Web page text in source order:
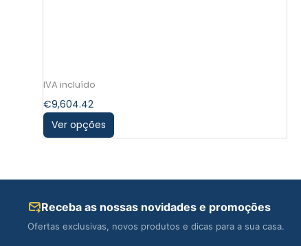
€9,604.42
Ver opções
Receba as nossas novidades e promoções
Ofertas exclusivas, novos produtos e dicas para a sua casa.